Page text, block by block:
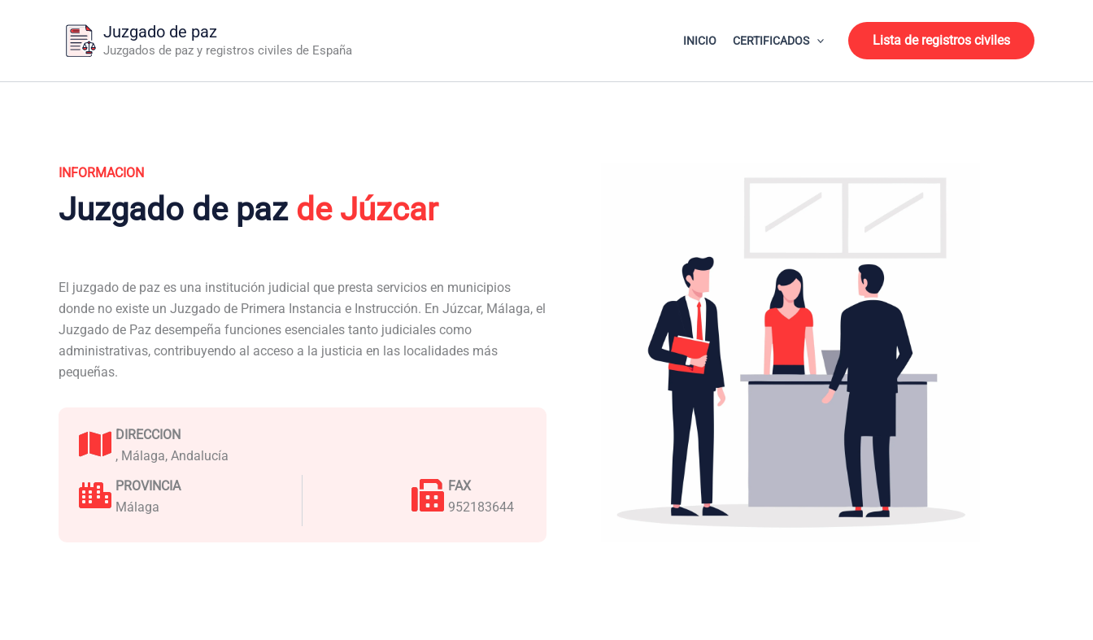
Juzgado de paz
Juzgados de paz y registros civiles de España
INICIO CERTIFICADOS Lista de registros civiles
INFORMACION
Juzgado de paz de Júzcar
El juzgado de paz es una institución judicial que presta servicios en municipios
donde no existe un Juzgado de Primera Instancia e Instrucción. En Júzcar, Málaga, el
Juzgado de Paz desempeña funciones esenciales tanto judiciales como
administrativas, contribuyendo al acceso a la justicia en las localidades más
pequeñas.
DIRECCION
, Málaga, Andalucía
PROVINCIA
Málaga
FAX
952183644